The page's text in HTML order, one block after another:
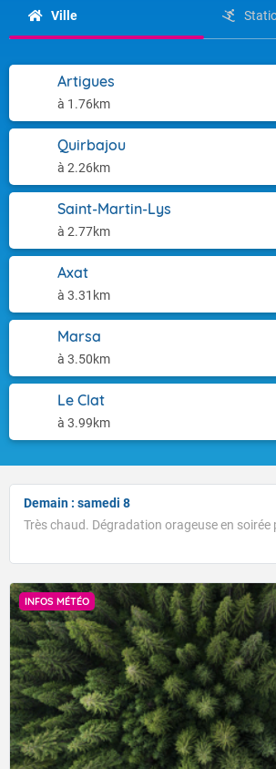
Ville
Artigues
à 1.76km
Quirbajou
à 2.26km
Saint-Martin-Lys
à 2.77km
Axat
à 3.31km
Marsa
à 3.50km
Le Clat
à 3.99km
Demain : samedi 8
Très chaud. Dégradation orageuse en soirée
INFOS MÉTÉO